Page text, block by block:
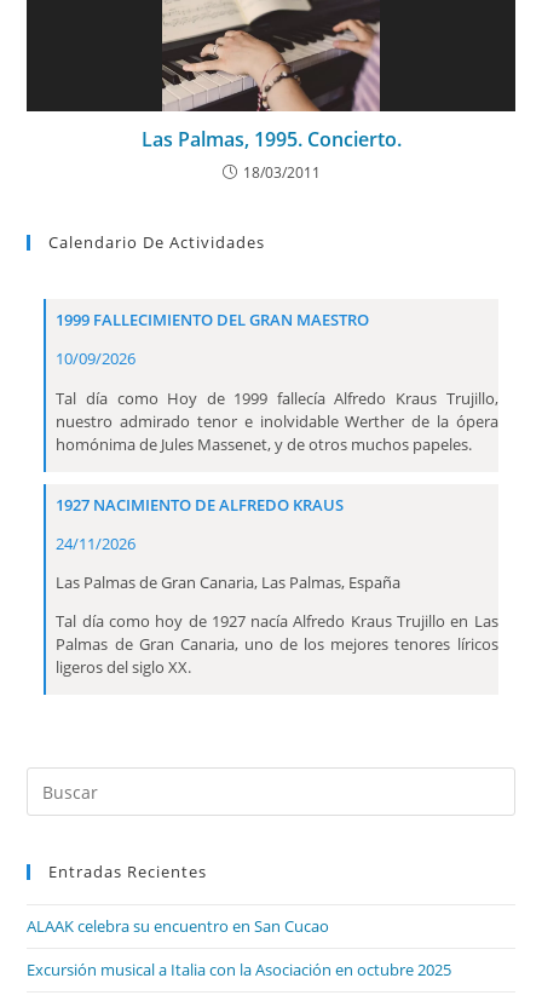
Las Palmas, 1995. Concierto.
18/03/2011
Calendario De Actividades
1999 FALLECIMIENTO DEL GRAN MAESTRO
10/09/2026
Tal día como Hoy de 1999 fallecía Alfredo Kraus Trujillo,
nuestro admirado tenor e inolvidable Werther de la ópera
homónima de Jules Massenet, y de otros muchos papeles.
1927 NACIMIENTO DE ALFREDO KRAUS
24/11/2026
Las Palmas de Gran Canaria, Las Palmas, España
Tal día como hoy de 1927 nacía Alfredo Kraus Trujillo en Las
Palmas de Gran Canaria, uno de los mejores tenores líricos
ligeros del siglo XX.
Entradas Recientes
ALAAK celebra su encuentro en San Cucao
Excursión musical a Italia con la Asociación en octubre 2025